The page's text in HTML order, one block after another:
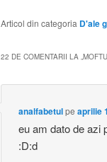
Articol din categoria D'ale
22 DE COMENTARII LA „
analfabetulpeaprilie
eu am dato de azi
:D:d